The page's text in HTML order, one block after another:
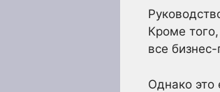
Кроме
все
Однако